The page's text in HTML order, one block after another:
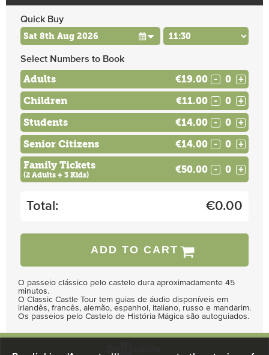
Quick Buy
Select Numbers to Book
Adults €19.00 - +
Children €11.00 - +
Students €14.00 - +
Senior Citizens €14.00 - +
Family Tickets
(2 Adults + 3 Kids) €50.00 - +
Total: €0.00
ADD TO CART
O passeio clássico pelo castelo dura aproximadamente 45
minutos.
O Classic Castle Tour tem guias de áudio disponíveis em
irlandês, francês, alemão, espanhol, italiano, russo e mandarim.
Os passeios pelo Castelo de História Mágica são autoguiados.